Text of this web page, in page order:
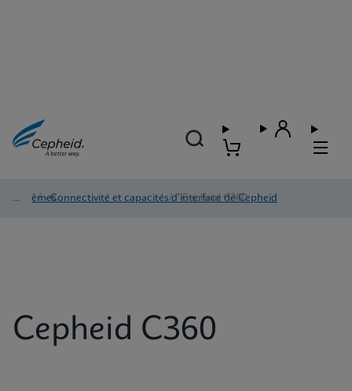
Systèmes
/ Connectivité et capacités d’interface de Cepheid
/ Cepheid C360
Cepheid C360